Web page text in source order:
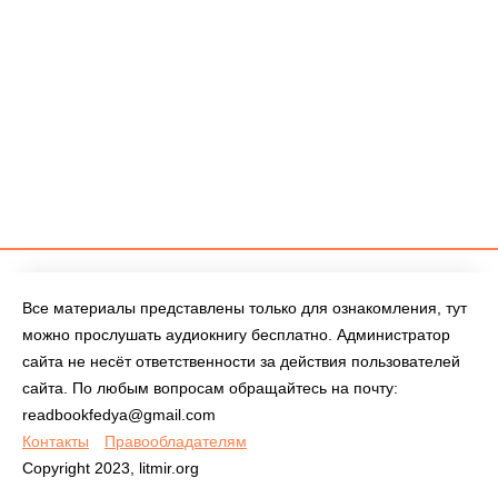
Все материалы представлены только для ознакомления, тут
можно прослушать аудиокнигу бесплатно. Администратор
сайта не несёт ответственности за действия пользователей
сайта. По любым вопросам обращайтесь на почту:
readbookfedya@gmail.com
Контакты
Правообладателям
Copyright 2023, litmir.org